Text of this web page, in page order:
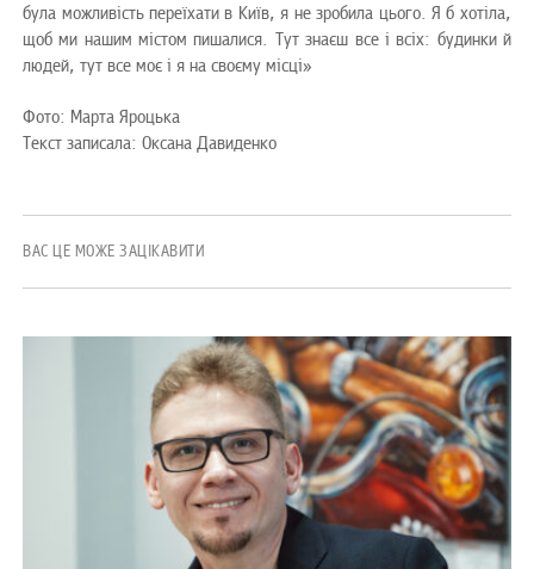
була можливість переїхати в Київ, я не зробила цього. Я б хотіла,
щоб ми нашим містом пишалися. Тут знаєш все і всіх: будинки й
людей, тут все моє і я на своєму місці»
Фото: Марта Яроцька
Текст записала: Оксана Давиденко
ВАС ЦЕ МОЖЕ ЗАЦІКАВИТИ